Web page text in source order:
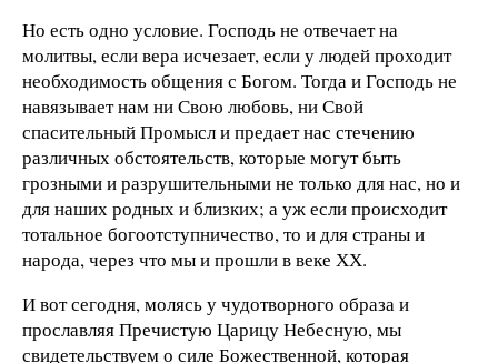
Но есть одно условие. Господь не отвечает на
молитвы, если вера исчезает, если у людей проходит
необходимость общения с Богом. Тогда и Господь не
навязывает нам ни Свою любовь, ни Свой
спасительный Промысл и предает нас стечению
различных обстоятельств, которые могут быть
грозными и разрушительными не только для нас, но и
для наших родных и близких; а уж если происходит
тотальное богоотступничество, то и для страны и
народа, через что мы и прошли в веке ХХ.
И вот сегодня, молясь у чудотворного образа и
прославляя Пречистую Царицу Небесную, мы
свидетельствуем о силе Божественной, которая